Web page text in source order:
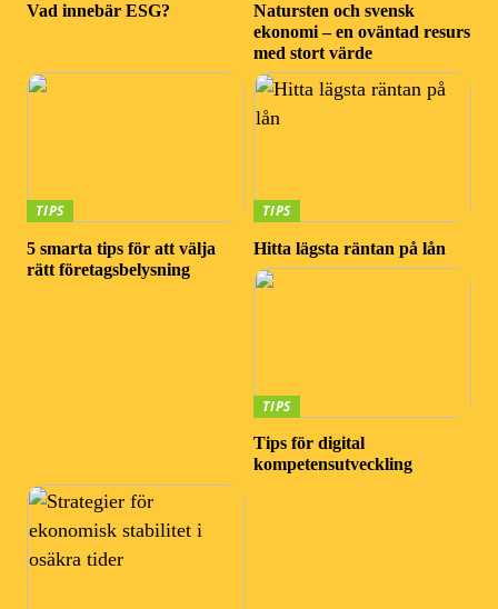
Vad innebär ESG?
Natursten och svensk
ekonomi – en oväntad resurs
med stort värde
TIPS
5 smarta tips för att välja
rätt företagsbelysning
TIPS
Hitta lägsta räntan på lån
TIPS
Tips för digital
kompetensutveckling